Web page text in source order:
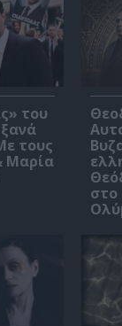
του
τους
Μαρία
στο